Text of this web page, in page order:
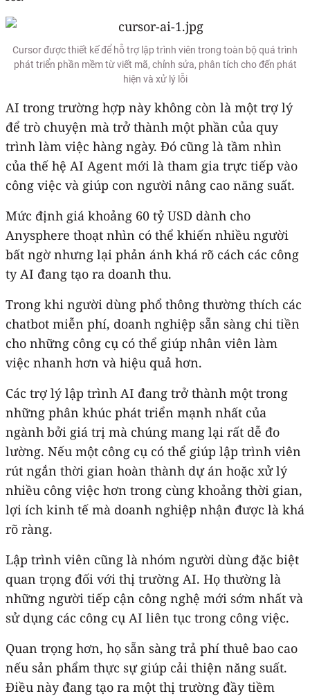
Cursor được thiết kế để hỗ trợ lập trình viên trong toàn bộ quá trình
phát triển phần mềm từ viết mã, chỉnh sửa, phân tích cho đến phát
hiện và xử lý lỗi
AI trong trường hợp này không còn là một trợ lý
để trò chuyện mà trở thành một phần của quy
trình làm việc hàng ngày. Đó cũng là tầm nhìn
của thế hệ AI Agent mới là tham gia trực tiếp vào
công việc và giúp con người nâng cao năng suất.
Mức định giá khoảng 60 tỷ USD dành cho
Anysphere thoạt nhìn có thể khiến nhiều người
bất ngờ nhưng lại phản ánh khá rõ cách các công
ty AI đang tạo ra doanh thu.
Trong khi người dùng phổ thông thường thích các
chatbot miễn phí, doanh nghiệp sẵn sàng chi tiền
cho những công cụ có thể giúp nhân viên làm
việc nhanh hơn và hiệu quả hơn.
Các trợ lý lập trình AI đang trở thành một trong
những phân khúc phát triển mạnh nhất của
ngành bởi giá trị mà chúng mang lại rất dễ đo
lường. Nếu một công cụ có thể giúp lập trình viên
rút ngắn thời gian hoàn thành dự án hoặc xử lý
nhiều công việc hơn trong cùng khoảng thời gian,
lợi ích kinh tế mà doanh nghiệp nhận được là khá
rõ ràng.
Lập trình viên cũng là nhóm người dùng đặc biệt
quan trọng đối với thị trường AI. Họ thường là
những người tiếp cận công nghệ mới sớm nhất và
sử dụng các công cụ AI liên tục trong công việc.
Quan trọng hơn, họ sẵn sàng trả phí thuê bao cao
nếu sản phẩm thực sự giúp cải thiện năng suất.
Điều này đang tạo ra một thị trường đầy tiềm